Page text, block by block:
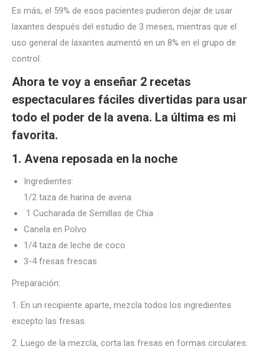
Es más, el 59% de esos pacientes pudieron dejar de usar
laxantes después del estudio de 3 meses, mientras que el
uso general de laxantes aumentó en un 8% en el grupo de
control.
Ahora te voy a enseñar 2 recetas
espectaculares fáciles divertidas para usar
todo el poder de la avena. La última es mi
favorita.
1. Avena reposada en la noche
Ingredientes:
1/2 taza de harina de avena
1 Cucharada de Semillas de Chia
Canela en Polvo
1/4 taza de leche de coco
3-4 fresas frescas
Preparación:
1. En un recipiente aparte, mezcla todos los ingredientes
excepto las fresas.
2. Luego de la mezcla, corta las fresas en formas circulares.